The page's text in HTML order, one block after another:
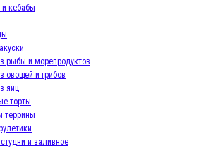
кебабы
рыбы и морепродуктов
овощей и грибов
яиц
торты
террины
и заливное